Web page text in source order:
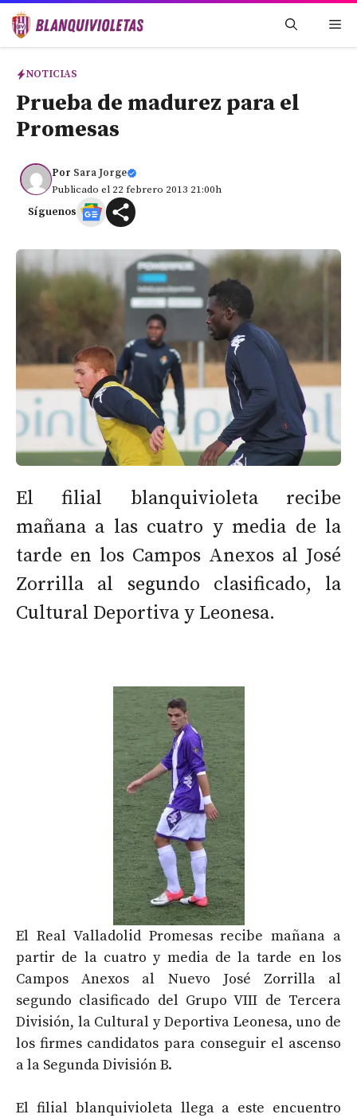
Saltar
NOTICIAS
Prueba de madurez para el
Promesas
Por Sara Jorge
Publicado el 22 febrero 2013 21:00h
Síguenos
El filial blanquivioleta recibe
mañana a las cuatro y media de la
tarde en los Campos Anexos al José
Zorrilla al segundo clasificado, la
Cultural Deportiva y Leonesa.
El Real Valladolid Promesas recibe mañana a
partir de la cuatro y media de la tarde en los
Campos Anexos al Nuevo José Zorrilla al
segundo clasificado del Grupo VIII de Tercera
División, la Cultural y Deportiva Leonesa, uno de
los firmes candidatos para conseguir el ascenso
a la Segunda División B.
El filial blanquivioleta llega a este encuentro